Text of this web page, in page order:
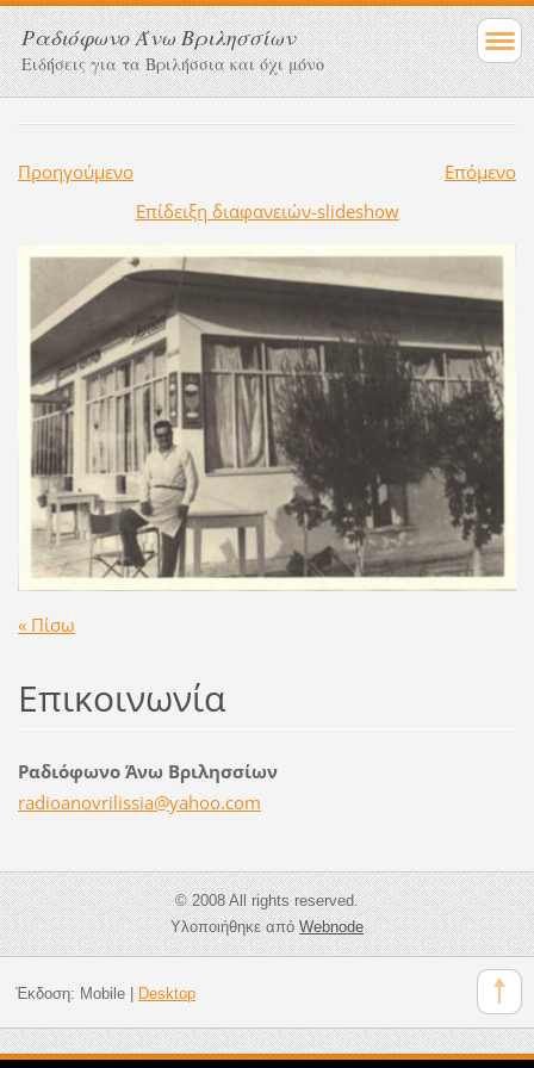
Ραδιόφωνο Άνω Βριλησσίων
Ειδήσεις για τα Βριλήσσια και όχι μόνο
Προηγούμενο
Επόμενο
Επίδειξη διαφανειών-slideshow
« Πίσω
Επικοινωνία
Ραδιόφωνο Άνω Βριλησσίων
radioanovrilissia@yahoo.com
© 2008 All rights reserved.
Υλοποιήθηκε απόWebnode
Έκδοση: Mobile| Desktop